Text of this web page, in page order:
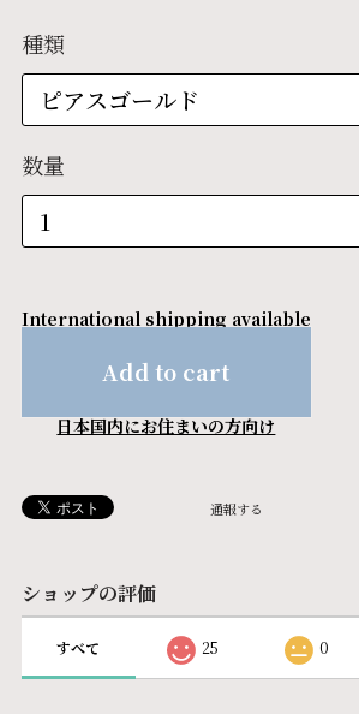
種類
数量
International shipping available
Add to cart
日本国内にお住まいの方向け
通報する
ショップの評価
すべて 25 0